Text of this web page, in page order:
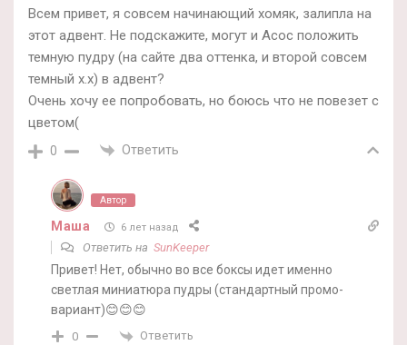
Всем привет, я совсем начинающий хомяк, залипла на
этот адвент. Не подскажите, могут и Асос положить
темную пудру (на сайте два оттенка, и второй совсем
темный х.х) в адвент?
Очень хочу ее попробовать, но боюсь что не повезет с
цветом(
0 Ответить
Автор
Маша 6 лет назад
Ответить на SunKeeper
Привет! Нет, обычно во все боксы идет именно
светлая миниатюра пудры (стандартный промо-
вариант)😊😊😊
0 Ответить